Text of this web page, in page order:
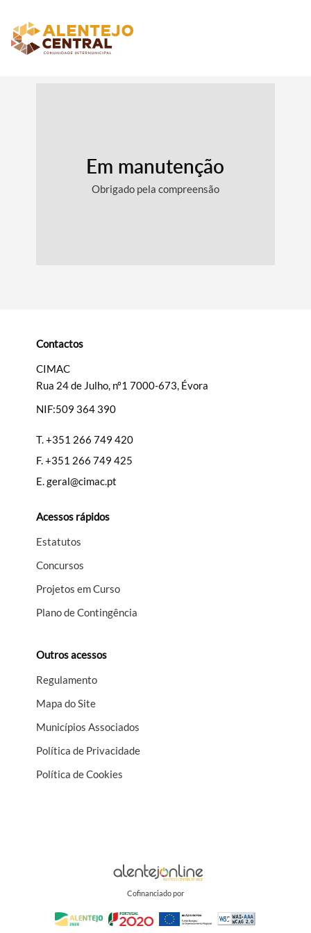
Termo de Pesquisa
Categorias gerais
Filtros
Em manutenção
Obrigado pela compreensão
Contactos
CIMAC
Rua 24 de Julho, nº1 7000-673, Évora
NIF:509 364 390
T.+351 266 749 420
F.+351 266 749 425
E.geral@cimac.pt
Acessos rápidos
Estatutos
Concursos
Projetos em Curso
Plano de Contingência
Outros acessos
Regulamento
Mapa do Site
Municípios Associados
Política de Privacidade
Política de Cookies
Cofinanciado por